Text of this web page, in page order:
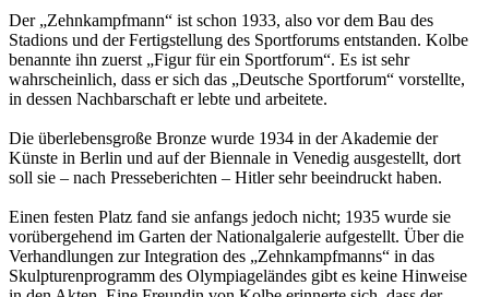
Der „Zehnkampfmann“ ist schon 1933, also vor dem Bau des
Stadions und der Fertigstellung des Sportforums entstanden. Kolbe
benannte ihn zuerst „Figur für ein Sportforum“. Es ist sehr
wahrscheinlich, dass er sich das „Deutsche Sportforum“ vorstellte,
in dessen Nachbarschaft er lebte und arbeitete.
Die überlebensgroße Bronze wurde 1934 in der Akademie der
Künste in Berlin und auf der Biennale in Venedig ausgestellt, dort
soll sie – nach Presseberichten – Hitler sehr beeindruckt haben.
Einen festen Platz fand sie anfangs jedoch nicht; 1935 wurde sie
vorübergehend im Garten der Nationalgalerie aufgestellt. Über die
Verhandlungen zur Integration des „Zehnkampfmanns“ in das
Skulpturenprogramm des Olympiageländes gibt es keine Hinweise